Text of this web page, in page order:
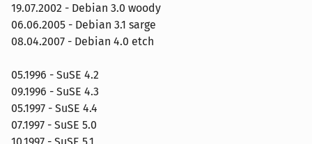
19.07.2002 - Debian 3.0 woody
06.06.2005 - Debian 3.1 sarge
08.04.2007 - Debian 4.0 etch
05.1996 - SuSE 4.2
09.1996 - SuSE 4.3
05.1997 - SuSE 4.4
07.1997 - SuSE 5.0